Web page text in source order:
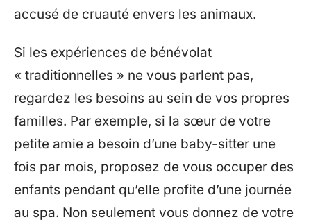
accusé de cruauté envers les animaux.
Si les expériences de bénévolat
« traditionnelles » ne vous parlent pas,
regardez les besoins au sein de vos propres
familles. Par exemple, si la sœur de votre
petite amie a besoin d’une baby-sitter une
fois par mois, proposez de vous occuper des
enfants pendant qu’elle profite d’une journée
au spa. Non seulement vous donnez de votre